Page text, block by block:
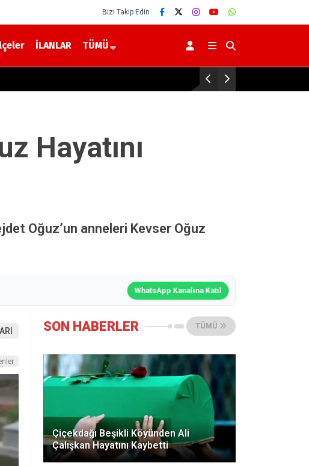
Bizi Takip Edin
İLANLAR TÜMÜ
Yozgat Dahil 30 İlde DEAŞ
Hayatını
Oğuz’un anneleri Kevser Oğuz
WhatsApp Kanalına Katıl
SON HABERLER TÜMÜ
Çiçekdağı Beşikli Köyünden Ali
Çalışkan Hayatını Kaybetti